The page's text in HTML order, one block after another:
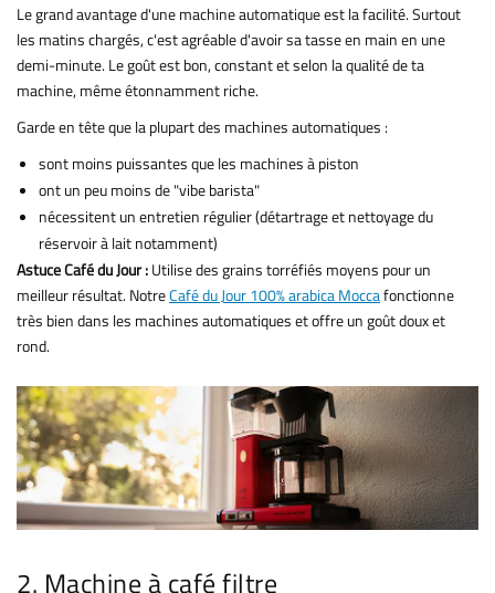
Le grand avantage d'une machine automatique est la facilité. Surtout
les matins chargés, c'est agréable d'avoir sa tasse en main en une
demi-minute. Le goût est bon, constant et selon la qualité de ta
machine, même étonnamment riche.
Garde en tête que la plupart des machines automatiques :
sont moins puissantes que les machines à piston
ont un peu moins de "vibe barista"
nécessitent un entretien régulier (détartrage et nettoyage du
réservoir à lait notamment)
Astuce Café du Jour :Utilise des grains torréfiés moyens pour un
meilleur résultat. NotreCafé du Jour 100% arabica Moccafonctionne
très bien dans les machines automatiques et offre un goût doux et
rond.
2. Machine à café filtre